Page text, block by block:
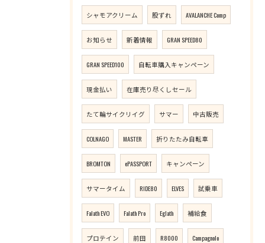
シャモアクリーム 股ずれ AVALANCHE Comp
お知らせ 新着情報 GRAN SPEED80
GRAN SPEED100 自転車購入キャンペーン
現金払い 在庫売り尽くしセール
たて輪サイクリイグ サマー 中古販売
COLNAGO MASTER 折りたたみ自転車
BROMTON ePASSPORT キャンペーン
サマータイム RIDE80 ELVES 試乗車
Falath EVO Falath Pro Eglath 補給食
プロテイン 前田 R8000 Campagnolo